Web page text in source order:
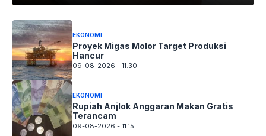
EKONOMI
Proyek Migas Molor Target Produksi
Hancur
09-08-2026 - 11.30
EKONOMI
Rupiah Anjlok Anggaran Makan Gratis
Terancam
09-08-2026 - 11.15